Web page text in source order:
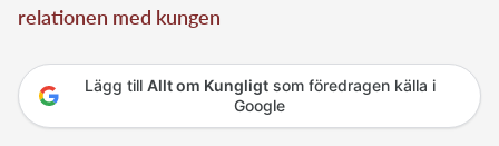
relationen med kungen
Lägg till Allt om Kungligtsom föredragen källa i
Google